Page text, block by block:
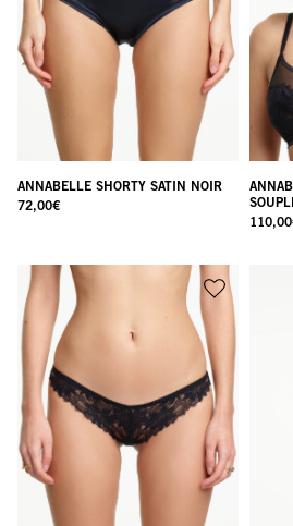
ANNABELLE SHORTY SATIN NOIR
72,00€
110,00